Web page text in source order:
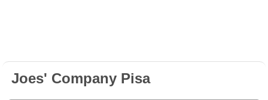
Joes' Company Pisa